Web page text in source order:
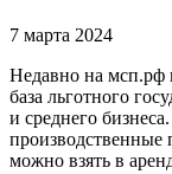
7 марта 2024
Недавно на мсп.рф
база льготного
и среднего
производственные
можно взять в